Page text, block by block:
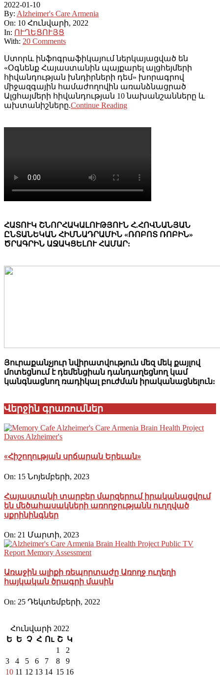
2022-01-10
By: Alzheimer's Care Armenia
On: 10 Հունվարի, 2022
In: ՈՒՂԵՑՈՒՅՑ
With: 20 Comments
Ստորև ինֆոգրաֆիկայում ներկայացված են
«Օգնենք Հայաստանին պայքարել ալցհեյմերի
հիվանդության խնդիրների դեմ» խորագրով
միջազգային համաժողովին առանձնացրած
Ալցհայմերի հիվանդության 10 նախանշանները և
ախտանիշները.Continue Reading
ՀԱՏՈՒԿ ՇՆՈՐՀԱԿԱԼՈՒԹՅՈՒՆ Հ.ՀՈՎՆԱՆՅԱՆ
ԸՆՏԱՆԵԿԱՆ ՀԻՄՆԱԴՐԱՄԻՆ «ՌՈԲՈՏ ՌՈԲԻՆ»
ԾՐԱԳՐԻՆ ԱՋԱԿՑԵԼՈՒ ՀԱՄԱՐ:
Յուրաքանչյուր նվիրատվություն մեզ մեկ քայլով
մոտեցնում է դեմենցիան դանդաղեցնող կամ
կանգնացնող ռադիկալ բուժման իրականացնելուն:
Վերջին գրառումներ
«Հիշողության սրճարան Երեւան»
On: 15 Նոյեմբերի, 2023
Հայաստանի տարբեր մարզերում իրականացվում
են մեծահասակների առողջությանն ուղղված
սքրինինգներ
On: 21 Մարտի, 2023
Առաջին ալիքի ռեպորտաժը Առողջ ուղեղի
հայկական ծրագրի մասին
On: 25 Դեկտեմբերի, 2022
Հունվարի 2022
Ե Ե Չ Հ Ու Շ Կ
1
2
3
4 5 6 7 8
9
10 11 12 13 14 15 16